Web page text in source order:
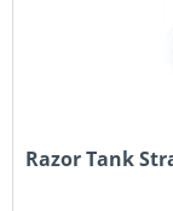
Razor Tank